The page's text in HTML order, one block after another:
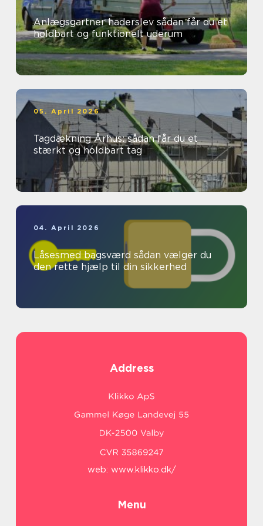
Anlægsgartner haderslev sådan får du et
holdbart og funktionelt uderum
05. April 2026
Tagdækning Århus: sådan får du et
stærkt og holdbart tag
04. April 2026
Låsesmed bagsværd sådan vælger du
den rette hjælp til din sikkerhed
Address
web: www.klikko.dk/
Menu